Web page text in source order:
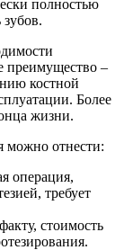
полностью
преимущество –
костной
Более
жизни.
можно отнести:
операция,
требует
стоимость